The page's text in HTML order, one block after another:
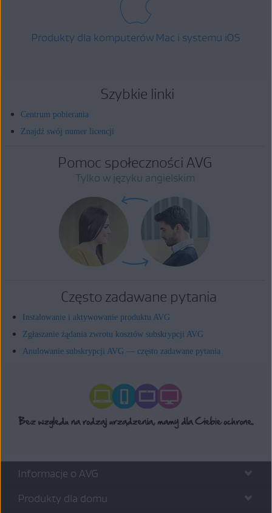
Produkty dla komputerów Mac i systemu iOS
Szybkie linki
Centrum pobierania
Znajdź swój numer licencji
Pomoc społeczności AVG
Tylko w języku angielskim
Często zadawane pytania
Instalowanie i aktywowanie produktu AVG
Zgłaszanie żądania zwrotu kosztów subskrypcji AVG
Anulowanie subskrypcji AVG — często zadawane pytania
Informacje o AVG
Produkty dla domu